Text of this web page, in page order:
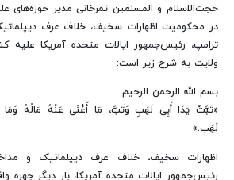
حجت‌الاسلام و المسلمین تمرخانی مدیر حوزه‌های
در محکومیت اظهارات سخیف، خلاف عرف
ترامپ، رئیس‌جمهور ایالات متحده آمریکا علیه
ولایت به شرح زیر است:
بسم الله الرحمن الرحیم
«تَبَّتْ یَدَا أَبِی لَهَبٍ وَتَبَّ، مَا أَغْنَی عَنْهُ مَالُهُ
لَهَب.»
اظهارات سخیف، خلاف عرف دیپلماتیک و
رئیس‌جمهور ایالات متحده آمریکا، بار دیگر چهره